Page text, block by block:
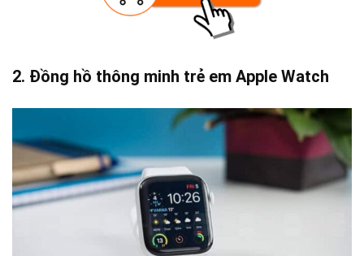
2. Đồng hồ thông minh trẻ em Apple Watch